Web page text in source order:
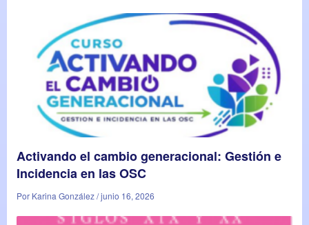
Activando el cambio generacional: Gestión e
Incidencia en las OSC
Por Karina González / junio 16, 2026